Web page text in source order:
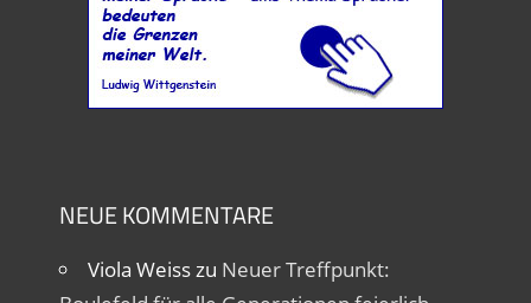
NEUE KOMMENTARE
Viola Weisszu Neuer Treffpunkt: